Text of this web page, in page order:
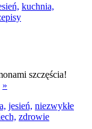
kuchnia,
szczęścia!
»
jesień, niezwykłe
zdrowie